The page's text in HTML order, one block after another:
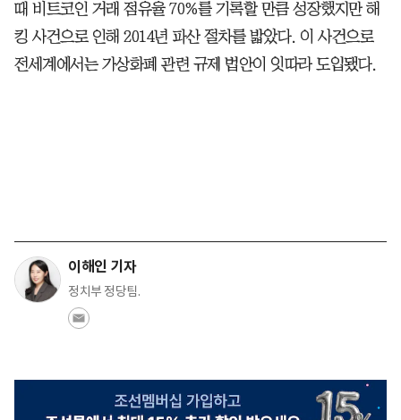
때 비트코인 거래 점유율 70%를 기록할 만큼 성장했지만 해
킹 사건으로 인해 2014년 파산 절차를 밟았다. 이 사건으로
전세계에서는 가상화폐 관련 규제 법안이 잇따라 도입됐다.
이해인 기자
정치부 정당팀.